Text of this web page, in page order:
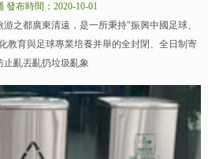
發布時間：2020-10-01
都廣東清遠，是一所秉持"振興中國足球、
教育與足球專業培養并舉的全封閉、全日制寄
亂丟亂扔垃圾亂象